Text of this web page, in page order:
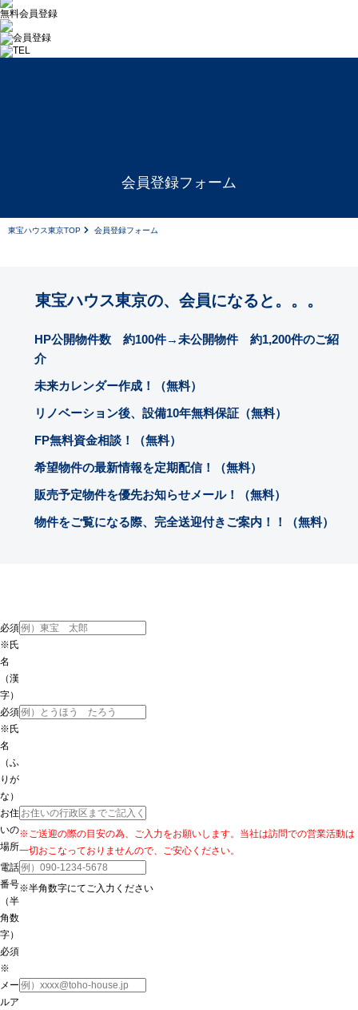
無料会員登録
会員登録フォーム
東宝ハウス東京TOP 会員登録フォーム
東宝ハウス東京の、会員になると。。。
HP公開物件数 約100件→未公開物件 約1,200件のご紹
介
未来カレンダー作成！（無料）
リノベーション後、設備10年無料保証（無料）
FP無料資金相談！（無料）
希望物件の最新情報を定期配信！（無料）
販売予定物件を優先お知らせメール！（無料）
物件をご覧になる際、完全送迎付きご案内！！（無料）
必須
※氏
名
（漢
字）
必須
※氏
名
（ふ
りが
な）
お住
いの
場所
※ご送迎の際の目安の為、ご入力をお願いします。当社は訪問での営業活動は
一切おこなっておりませんので、ご安心ください。
電話
番号
（半
角数
字）
必須
※
※半角数字にてご入力ください
メー
ルア